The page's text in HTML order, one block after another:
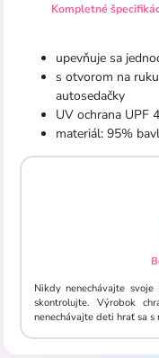
Kompletné
upevňuje sa
s otvorom na
autosedačky
UV ochrana UPF
materiál: 95%
Nikdy nenechávajte
skontrolujte. Výrobok
nenechávajte deti hrať sa